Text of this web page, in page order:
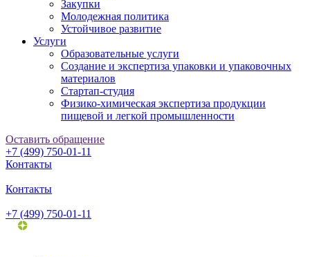
Закупки
Молодежная политика
Устойчивое развитие
Услуги
Образовательные услуги
Создание и экспертиза упаковки и упаковочных
материалов
Стартап-студия
Физико-химическая экспертиза продукции
пищевой и легкой промышленности
Оставить обращение
+7 (499) 750-01-11
Контакты
Контакты
+7 (499) 750-01-11